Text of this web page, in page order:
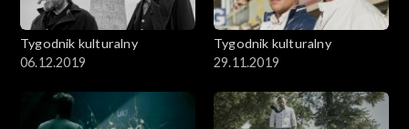
Tygodnik kulturalny
06.12.2019
Tygodnik kulturalny
29.11.2019